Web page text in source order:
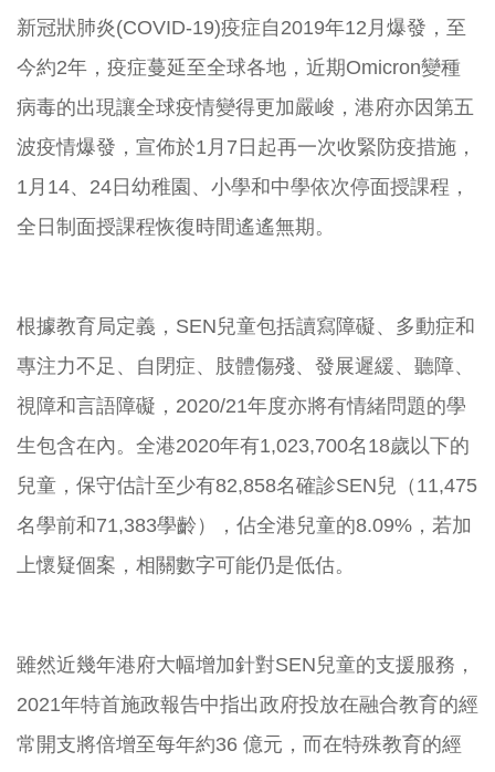
新冠狀肺炎(COVID-19)疫症自2019年12月爆發，至
今約2年，疫症蔓延至全球各地，近期Omicron變種
病毒的出現讓全球疫情變得更加嚴峻，港府亦因第五
波疫情爆發，宣佈於1月7日起再一次收緊防疫措施，
1月14、24日幼稚園、小學和中學依次停面授課程，
全日制面授課程恢復時間遙遙無期。
根據教育局定義，SEN兒童包括讀寫障礙、多動症和
專注力不足、自閉症、肢體傷殘、發展遲緩、聽障、
視障和言語障礙，2020/21年度亦將有情緒問題的學
生包含在內。全港2020年有1,023,700名18歲以下的
兒童，保守估計至少有82,858名確診SEN兒（11,475
名學前和71,383學齡），佔全港兒童的8.09%，若加
上懷疑個案，相關數字可能仍是低估。
雖然近幾年港府大幅增加針對SEN兒童的支援服務，
2021年特首施政報告中指出政府投放在融合教育的經
常開支將倍增至每年約36 億元，而在特殊教育的經